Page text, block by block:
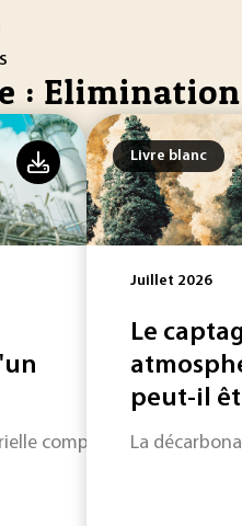
: Elimination
complémentaire aux
Livre blanc
Juillet 2026
Le
peut-il
La